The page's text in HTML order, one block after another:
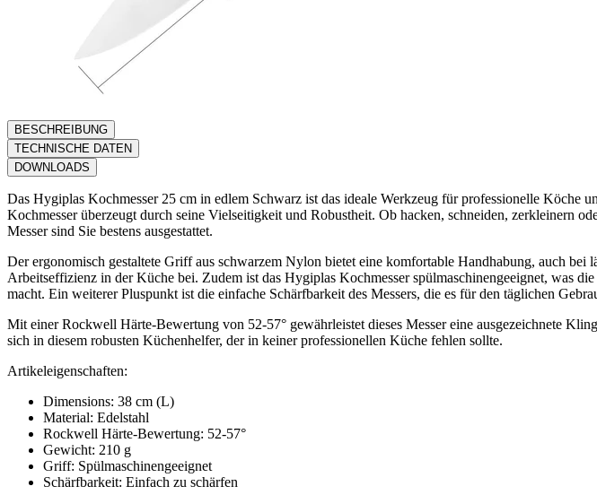
BESCHREIBUNG
TECHNISCHE DATEN
DOWNLOADS
Das Hygiplas Kochmesser 25 cm in edlem Schwarz ist das ideale Werkzeug für professionelle Köche
Kochmesser überzeugt durch seine Vielseitigkeit und Robustheit. Ob hacken, schneiden, zerkleinern
Messer sind Sie bestens ausgestattet.
Der ergonomisch gestaltete Griff aus schwarzem Nylon bietet eine komfortable Handhabung, auch bei
Arbeitseffizienz in der Küche bei. Zudem ist das Hygiplas Kochmesser spülmaschinengeeignet, was
macht. Ein weiterer Pluspunkt ist die einfache Schärfbarkeit des Messers, die es für den täglichen
Mit einer Rockwell Härte-Bewertung von 52-57° gewährleistet dieses Messer eine ausgezeichnete
sich in diesem robusten Küchenhelfer, der in keiner professionellen Küche fehlen sollte.
Artikeleigenschaften:
Dimensions: 38 cm (L)
Material: Edelstahl
Rockwell Härte-Bewertung: 52-57°
Gewicht: 210 g
Griff: Spülmaschinengeeignet
Schärfbarkeit: Einfach zu schärfen